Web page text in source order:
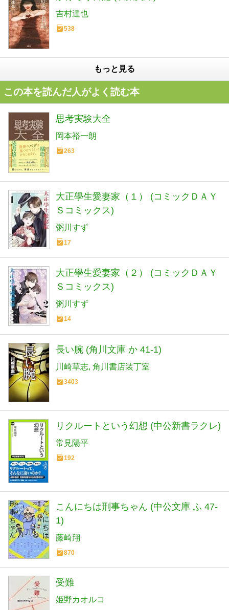
吉村達也
538
もっと見る
この本を読んだ人がよく読む本
思考実験大全
岡本裕一朗
263
大正學生愛妻家（１） (コミックＤＡＹ
Ｓコミックス)
粥川すず
17
大正學生愛妻家（２） (コミックＤＡＹ
Ｓコミックス)
粥川すず
14
長い腕 (角川文庫 か 41-1)
川崎草志 角川書店装丁室
3403
リクルートという幻想 (中公新書ラクレ)
常見陽平
192
こんにちは刑事ちゃん (中公文庫 ふ 47-
1)
藤崎翔
870
受難
姫野カオルコ